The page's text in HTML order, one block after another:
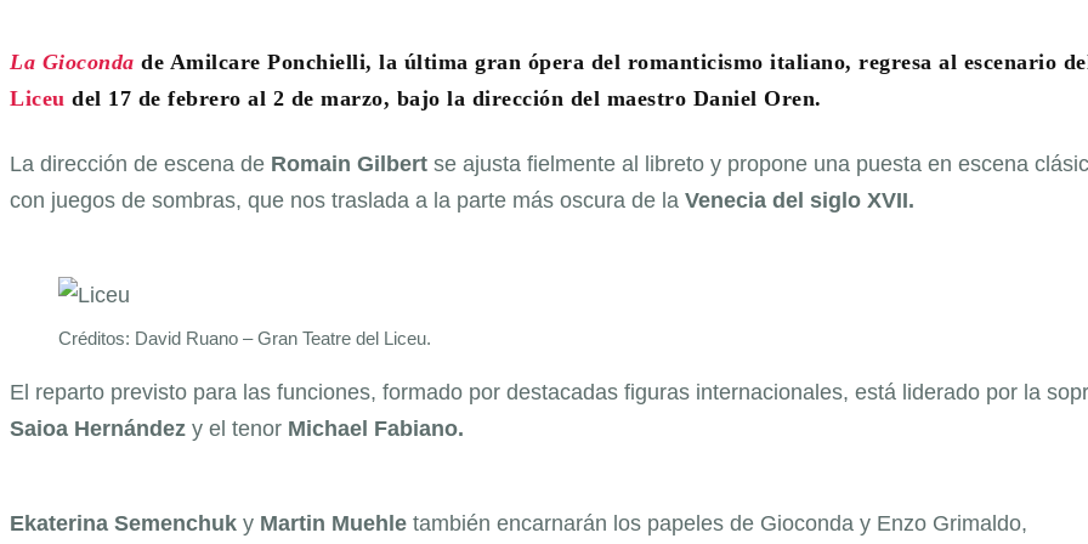
La Gioconda de Amilcare Ponchielli, la última gran ópera del romanticismo italiano, regresa al escenario
Liceu del 17 de febrero al 2 de marzo, bajo la dirección del maestro Daniel Oren.
La dirección de escena de Romain Gilbert se ajusta fielmente al libreto y propone una puesta en escena
con juegos de sombras, que nos traslada a la parte más oscura de la Venecia del siglo XVII.
Créditos: David Ruano – Gran Teatre del Liceu.
El reparto previsto para las funciones, formado por destacadas figuras internacionales, está liderado por la
Saioa Hernández y el tenor Michael Fabiano.
Ekaterina Semenchuk y Martin Muehle también encarnarán los papeles de Gioconda y Enzo Grimaldo,